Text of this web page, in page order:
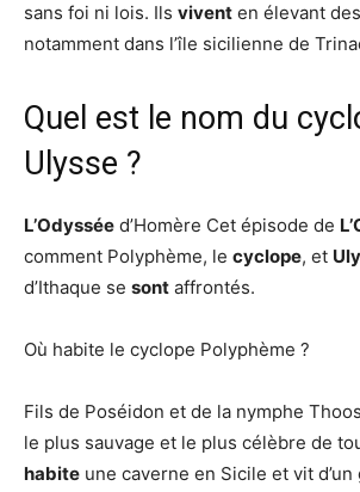
sans foi ni lois. Ils vivent en élevant
notamment dans l’île sicilienne de
Quel est le nom du
Ulysse ?
L’Odyssée d’Homère Cet épisode de
comment Polyphème, le cyclope, et
d’Ithaque se sont affrontés.
Où habite le cyclope Polyphème ?
Fils de Poséidon et de la nymphe
le plus sauvage et le plus célèbre de
habite une caverne en Sicile et vit